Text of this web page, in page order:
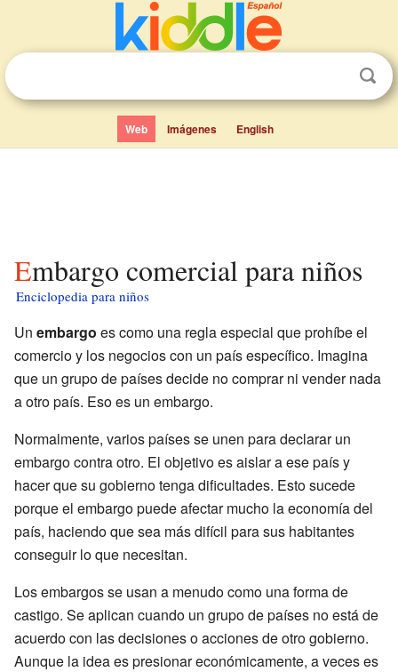
Web Imágenes English
Embargo comercial para niños
Enciclopedia para niños
Un embargo es como una regla especial que prohíbe el
comercio y los negocios con un país específico. Imagina
que un grupo de países decide no comprar ni vender nada
a otro país. Eso es un embargo.
Normalmente, varios países se unen para declarar un
embargo contra otro. El objetivo es aislar a ese país y
hacer que su gobierno tenga dificultades. Esto sucede
porque el embargo puede afectar mucho la economía del
país, haciendo que sea más difícil para sus habitantes
conseguir lo que necesitan.
Los embargos se usan a menudo como una forma de
castigo. Se aplican cuando un grupo de países no está de
acuerdo con las decisiones o acciones de otro gobierno.
Aunque la idea es presionar económicamente, a veces es